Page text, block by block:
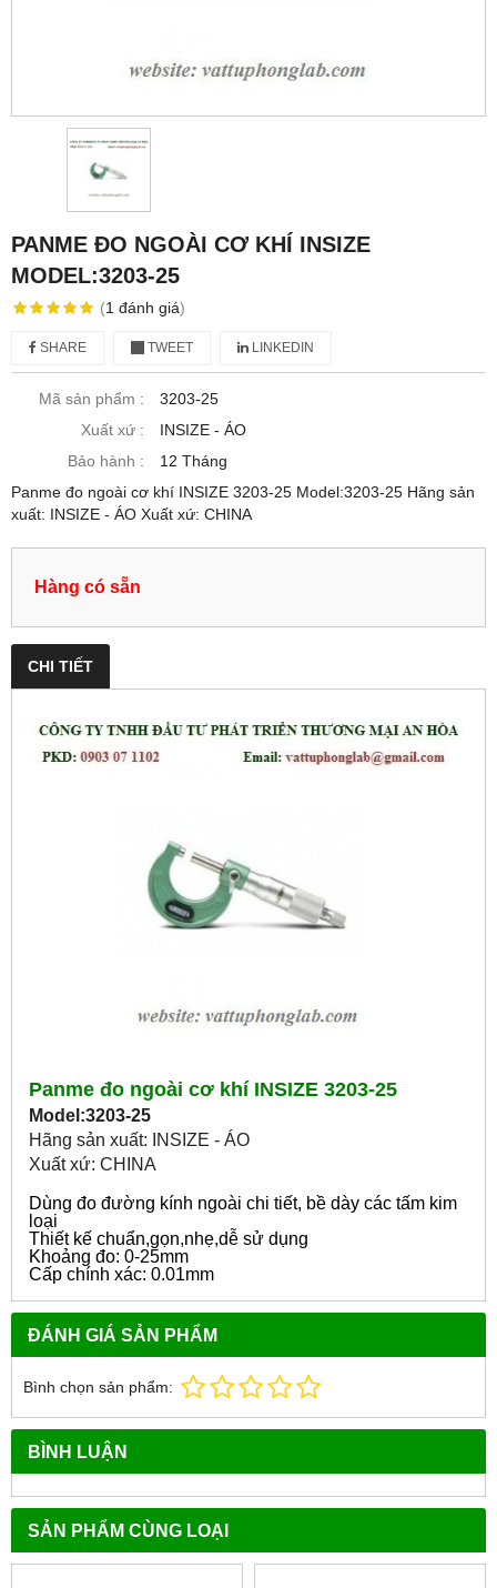
PANME ĐO NGOÀI CƠ KHÍ INSIZE
MODEL:3203-25
(1 đánh giá)
SHARE TWEET LINKEDIN
Mã sản phẩm :
3203-25
Xuất xứ :
INSIZE - ÁO
Bảo hành :
12 Tháng
Panme đo ngoài cơ khí INSIZE 3203-25 Model:3203-25 Hãng sản
xuất: INSIZE - ÁO Xuất xứ: CHINA
Hàng có sẵn
CHI TIẾT
Panme đo ngoài cơ khí INSIZE 3203-25
Model:3203-25
Hãng sản xuất: INSIZE - ÁO
Xuất xứ: CHINA
Dùng đo đường kính ngoài chi tiết, bề dày các tấm kim
loại
Thiết kế chuẩn,gọn,nhẹ,dễ sử dụng
Khoảng đo: 0-25mm
Cấp chính xác: 0.01mm
ĐÁNH GIÁ SẢN PHẨM
Bình chọn sản phẩm:
BÌNH LUẬN
SẢN PHẨM CÙNG LOẠI